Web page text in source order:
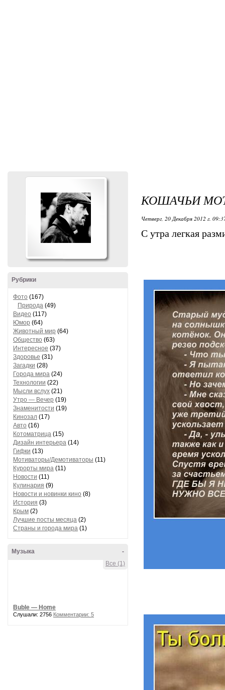
Рубрики
Фото (167)
Природа (49)
Видео (117)
Юмор (64)
Животный мир (64)
Общество (63)
Интересное (37)
Здоровье (31)
Загадки (28)
Города мира (24)
Технологии (22)
Мысли вслух (21)
Утро — Вечер (19)
Знаменитости (19)
Кинозал (17)
Авто (16)
Котоматрица (15)
Дизайн интерьера (14)
Гифки (13)
Мотиваторы/Демотиваторы (11)
Курорты мира (11)
Новости (11)
Кулинария (9)
Новости и новинки кино (8)
История (3)
Крым (2)
Лучшие посты месяца (2)
Страны и города мира (1)
-
Музыка
Все (1)
Buble — Home
Слушали: 2756 Комментарии: 5
КОШАЧЬИ
Четверг, 20 Декабря 2012 г.
С утра легкая